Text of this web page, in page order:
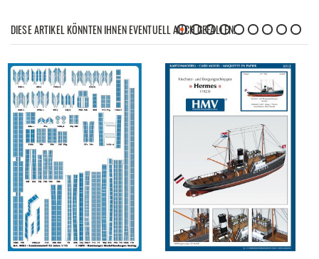
DIESE ARTIKEL KÖNNTEN IHNEN EVENTUELL AUCH GEFALLEN!